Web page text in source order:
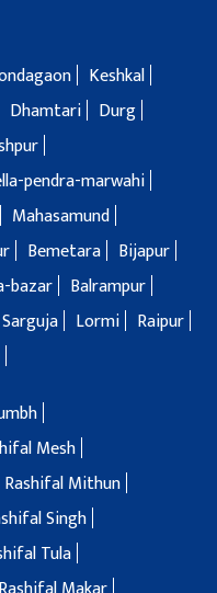
Keshkal
Dhamtari
Durg
pendra-marwahi
Mahasamund
Bemetara
Bijapur
bazar
Balrampur
Sarguja Lormi
Raipur
Mesh
Rashifal Mithun
Singh
Tula